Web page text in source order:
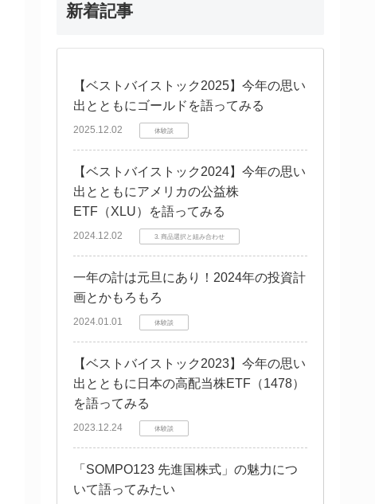
新着記事
【ベストバイストック2025】今年の思い
出とともにゴールドを語ってみる
2025.12.02 体験談
【ベストバイストック2024】今年の思い
出とともにアメリカの公益株
ETF（XLU）を語ってみる
2024.12.02 3. 商品選択と組み合わせ
一年の計は元旦にあり！2024年の投資計
画とかもろもろ
2024.01.01 体験談
【ベストバイストック2023】今年の思い
出とともに日本の高配当株ETF（1478）
を語ってみる
2023.12.24 体験談
「SOMPO123 先進国株式」の魅力につ
いて語ってみたい